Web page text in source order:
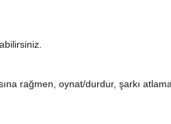
rağmen, oynat/durdur, şarkı